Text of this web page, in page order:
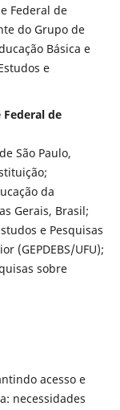
Federal de
do Grupo de
Básica e
e
Federal de
São Paulo,
da
Gerais, Brasil;
e Pesquisas
(GEPDEBS/UFU);
sobre
acesso e
necessidades